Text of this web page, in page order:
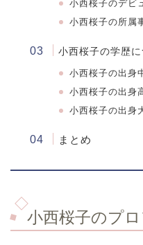
小西桜子のデビ
小西桜子の所属
小西桜子の学歴に
小西桜子の出身
小西桜子の出身
小西桜子の出身
まとめ
小西桜子のプ